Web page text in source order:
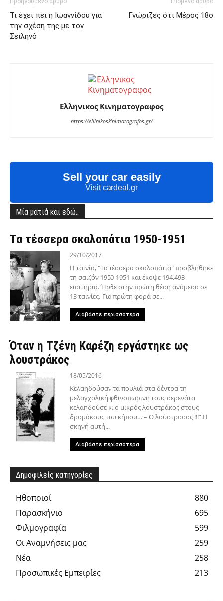
Προηγούμενο άρθρο
Τι έχει πει η Ιωαννίδου για
την σχέση της με τον
Σειληνό
Επόμενο άρθρο
Γνώριζες ότι Μέρος 18ο
Ελληνικος Κινηματογραφος
https://ellinikoskinimatografos.gr/
Sell your car easily
Visit cardeal.gr
Μία ματιά και εδώ..
Τα τέσσερα σκαλοπάτια 1950-1951
29/10/2017
Η ταινία, "Τα τέσσερα σκαλοπάτια" προβλήθηκε
τη σαιζόν 1950-1951 και έκοψε 194.493
εισιτήρια. Ήρθε στην πρώτη θέση ανάμεσα σε
13 ταινίες.-Για πρώτη φορά σε...
Διαβάστε περισσότερα
Όταν η Τζένη Καρέζη εργάστηκε ως
λουστράκος
18/05/2016
Κελαηδούσαν τα πουλιά στα δέντρα τη
μελαγχολική φθινοπωρινή τους σερενάτα
κελαηδούσε κι ο μικρός λουστράκος στους
δρομάκους του κήπου… – Ο λούστροοος !!!”.Η
σκηνή αυτή...
Διαβάστε περισσότερα
Δημοφιλείς κατηγορίες
Hθοποιοί
880
Παρασκήνιο
695
Φιλμογραφία
599
Οι Αναμνήσεις μας
259
Νέα
258
Προσωπικές Εμπειρίες
213